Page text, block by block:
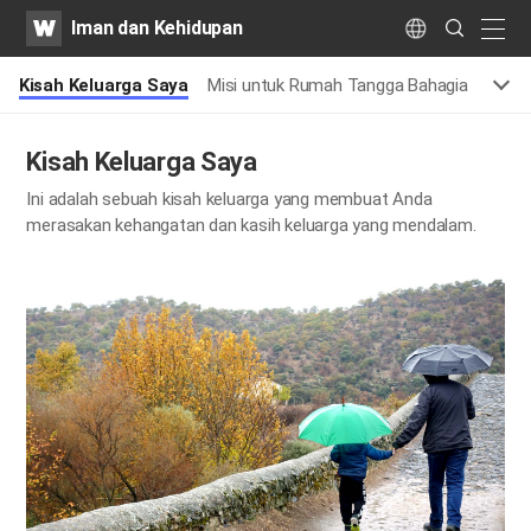
WATVIman dan Kehidupan Language
Search
Submit
Kisah Keluarga Saya Misi untuk Rumah Tangga Bahagia
Kisah Keluarga Saya
Ini adalah sebuah kisah keluarga yang membuat Anda
merasakan kehangatan dan kasih keluarga yang mendalam.